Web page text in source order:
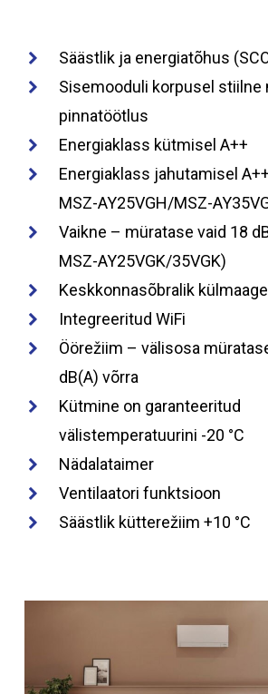
Säästlik ja energiatõhus
Sisemooduli korpusel stiilne
pinnatöötlus
Energiaklass kütmisel A++
Energiaklass jahutamisel
MSZ-AY25VGH/MSZ-
Vaikne – müratase vaid 18
MSZ-AY25VGK/35VGK)
Keskkonnasõbralik
Integreeritud WiFi
Öörežiim – välisosa
dB(A) võrra
Kütmine on garanteeritud
välistemperatuurini -20 °C
Nädalataimer
Ventilaatori funktsioon
Säästlik kütterežiim +10 °C